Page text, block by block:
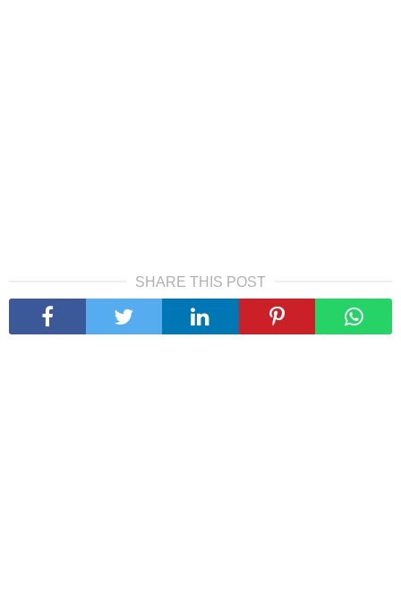
SHARE THIS POST